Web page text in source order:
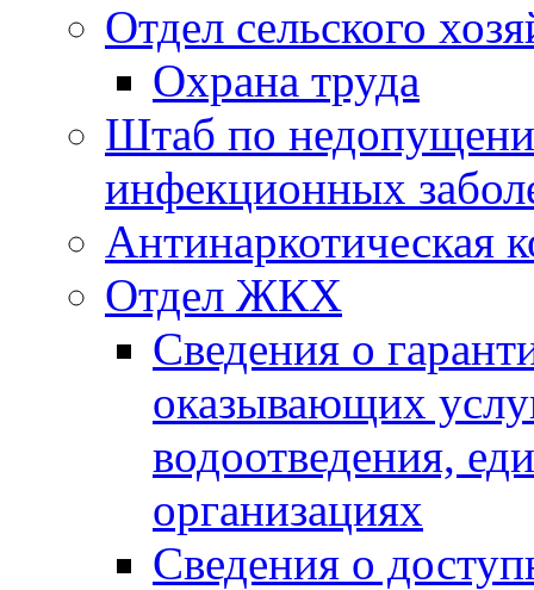
Отдел сельского
Охрана труда
Штаб по
инфекционных
Антинаркотическая
Отдел ЖКХ
Сведения о
оказывающих
водоотведения,
организациях
Сведения о